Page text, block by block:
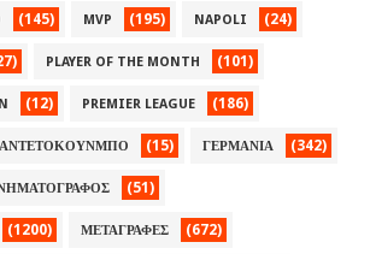
(145) MVP (195) NAPOLI (24)
PLAYER OF THE MONTH (101)
(12) PREMIER LEAGUE (186)
ΑΝΤΕΤΟΚΟΥΝΜΠΟ (15) ΓΕΡΜΑΝΙΑ (342)
(51)
(1200) ΜΕΤΑΓΡΑΦΕΣ (672)